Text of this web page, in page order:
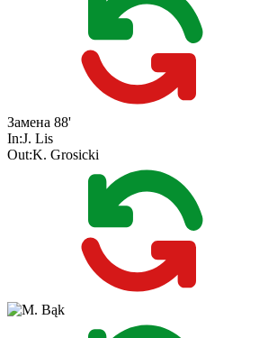
Замена 88'
In:J. Lis
Out:K. Grosicki